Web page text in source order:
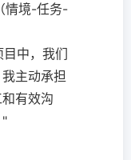
情境-任务-
中，我们
主动承担
有效沟
"